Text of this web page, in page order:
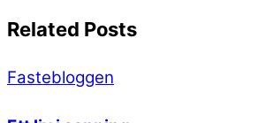
Related Posts
Fastebloggen